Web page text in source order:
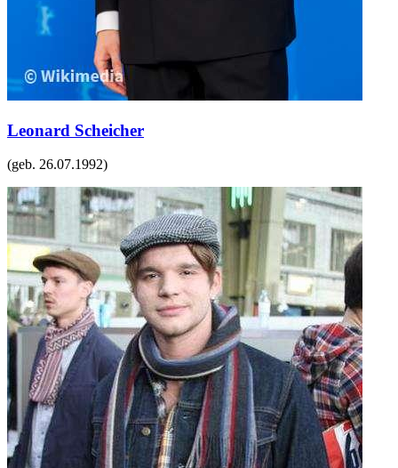
Leonard Scheicher
(geb. 26.07.1992)